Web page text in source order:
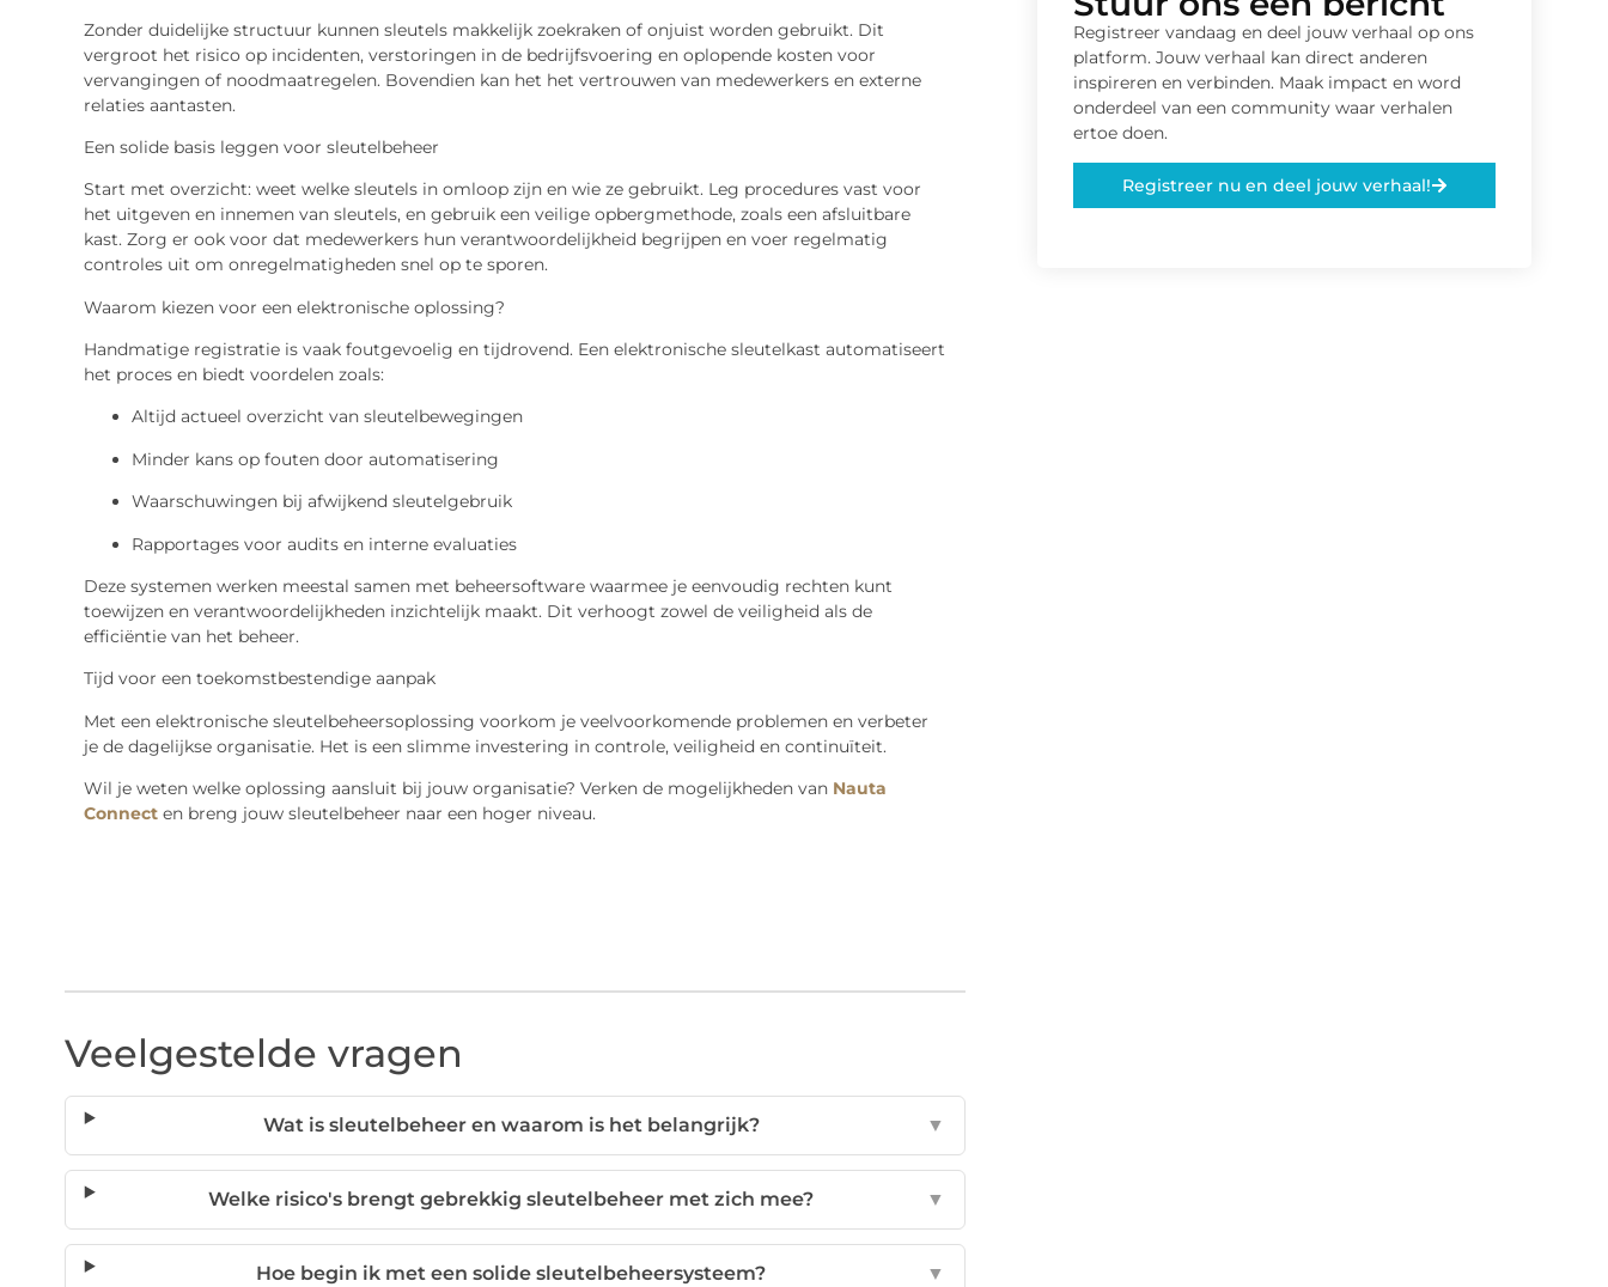
Zonder duidelijke structuur kunnen sleutels makkelijk zoekraken of onjuist worden gebruikt. Dit
vergroot het risico op incidenten, verstoringen in de bedrijfsvoering en oplopende kosten voor
vervangingen of noodmaatregelen. Bovendien kan het het vertrouwen van medewerkers en externe
relaties aantasten.
Een solide basis leggen voor sleutelbeheer
Start met overzicht: weet welke sleutels in omloop zijn en wie ze gebruikt. Leg procedures vast voor
het uitgeven en innemen van sleutels, en gebruik een veilige opbergmethode, zoals een afsluitbare
kast. Zorg er ook voor dat medewerkers hun verantwoordelijkheid begrijpen en voer regelmatig
controles uit om onregelmatigheden snel op te sporen.
Waarom kiezen voor een elektronische oplossing?
Handmatige registratie is vaak foutgevoelig en tijdrovend. Een elektronische sleutelkast automatiseert
het proces en biedt voordelen zoals:
Altijd actueel overzicht van sleutelbewegingen
Minder kans op fouten door automatisering
Waarschuwingen bij afwijkend sleutelgebruik
Rapportages voor audits en interne evaluaties
Deze systemen werken meestal samen met beheersoftware waarmee je eenvoudig rechten kunt
toewijzen en verantwoordelijkheden inzichtelijk maakt. Dit verhoogt zowel de veiligheid als de
efficiëntie van het beheer.
Tijd voor een toekomstbestendige aanpak
Met een elektronische sleutelbeheersoplossing voorkom je veelvoorkomende problemen en verbeter
je de dagelijkse organisatie. Het is een slimme investering in controle, veiligheid en continuïteit.
Wil je weten welke oplossing aansluit bij jouw organisatie? Verken de mogelijkheden van Nauta
Connecten breng jouw sleutelbeheer naar een hoger niveau.
Veelgestelde vragen
Wat is sleutelbeheer en waarom is het belangrijk? ▼
Welke risico's brengt gebrekkig sleutelbeheer met zich mee? ▼
Hoe begin ik met een solide sleutelbeheersysteem? ▼
Registreer vandaag en deel jouw verhaal op ons
platform. Jouw verhaal kan direct anderen
inspireren en verbinden. Maak impact en word
onderdeel van een community waar verhalen
ertoe doen.
Registreer nu en deel jouw verhaal!